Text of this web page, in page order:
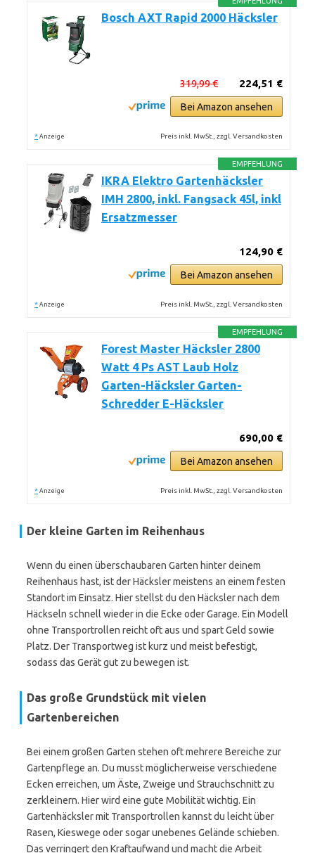
Bosch AXT Rapid 2000 Häcksler
224,51 €
319,99 €
Bei Amazon ansehen
* Anzeige Preis inkl. MwSt., zzgl. Versandkosten
EMPFEHLUNG
IKRA Elektro Gartenhäcksler
IMH 2800, inkl. Fangsack 45l, inkl
Ersatzmesser
124,90 €
Bei Amazon ansehen
* Anzeige Preis inkl. MwSt., zzgl. Versandkosten
EMPFEHLUNG
Forest Master Häcksler 2800
Watt 4 Ps AST Laub Holz
Garten-Häcksler Garten-
Schredder E-Häcksler
690,00 €
Bei Amazon ansehen
* Anzeige Preis inkl. MwSt., zzgl. Versandkosten
Der kleine Garten im Reihenhaus
Wenn du einen überschaubaren Garten hinter deinem
Reihenhaus hast, ist der Häcksler meistens an einem festen
Standort im Einsatz. Hier stellst du den Häcksler nach dem
Häckseln schnell wieder in die Ecke oder Garage. Ein Modell
ohne Transportrollen reicht oft aus und spart Geld sowie
Platz. Der Transportweg ist kurz und meist befestigt,
sodass das Gerät gut zu bewegen ist.
Das große Grundstück mit vielen
Gartenbereichen
Bei einem großen Garten stehen oft mehrere Bereiche zur
Gartenpflege an. Du musst möglicherweise verschiedene
Ecken erreichen, um Äste, Zweige und Strauchschnitt zu
zerkleinern. Hier wird eine gute Mobilität wichtig. Ein
Gartenhäcksler mit Transportrollen kannst du leicht über
Rasen, Kieswege oder sogar unebenes Gelände schieben.
Das verringert den Kraftaufwand und macht die Arbeit